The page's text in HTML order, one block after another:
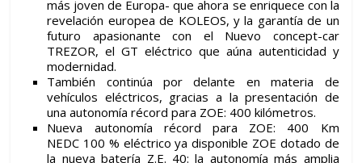
más joven de Europa- que ahora se enriquece con la
revelación europea de KOLEOS, y la garantía de un
futuro apasionante con el Nuevo concept-car
TREZOR, el GT eléctrico que aúna autenticidad y
modernidad.
También continúa por delante en materia de
vehículos eléctricos, gracias a la presentación de
una autonomía récord para ZOE: 400 kilómetros.
Nueva autonomía récord para ZOE: 400 Km
NEDC 100 % eléctrico ya disponible ZOE dotado de
la nueva batería Z.E. 40: la autonomía más amplia